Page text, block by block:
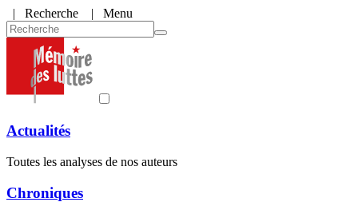
| Recherche | Menu
Actualités
Toutes les analyses de nos auteurs
Chroniques